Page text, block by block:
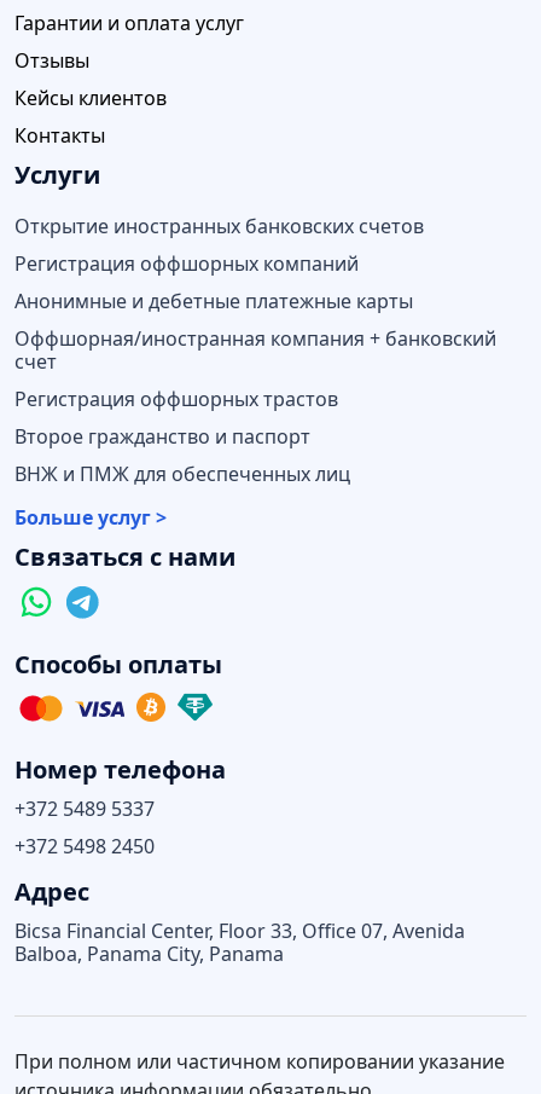
Гарантии и оплата услуг
Отзывы
Кейсы клиентов
Контакты
Услуги
Открытие иностранных банковских счетов
Регистрация оффшорных компаний
Анонимные и дебетные платежные карты
Оффшорная/иностранная компания + банковский
счет
Регистрация оффшорных трастов
Второе гражданство и паспорт
ВНЖ и ПМЖ для обеспеченных лиц
Больше услуг >
Связаться с нами
Способы оплаты
Номер телефона
+372 5489 5337
+372 5498 2450
Адрес
Bicsa Financial Center, Floor 33, Office 07, Avenida
Balboa, Panama City, Panama
При полном или частичном копировании указание